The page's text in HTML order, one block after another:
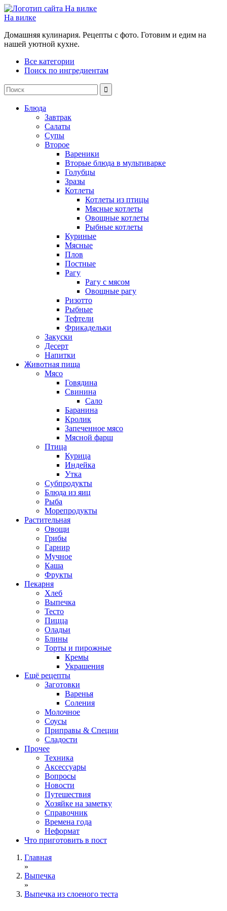
На вилке
Домашняя кулинария. Рецепты с фото. Готовим и едим на
нашей уютной кухне.
Все категории
Поиск по ингредиентам
Блюда
Завтрак
Салаты
Супы
Второе
Вареники
Вторые блюда в мультиварке
Голубцы
Зразы
Котлеты
Котлеты из птицы
Мясные котлеты
Овощные котлеты
Рыбные котлеты
Куриные
Мясные
Плов
Постные
Рагу
Рагу с мясом
Овощные рагу
Ризотто
Рыбные
Тефтели
Фрикадельки
Закуски
Десерт
Напитки
Животная пища
Мясо
Говядина
Свинина
Сало
Баранина
Кролик
Запеченное мясо
Мясной фарш
Птица
Курица
Индейка
Утка
Субпродукты
Блюда из яиц
Рыба
Морепродукты
Растительная
Овощи
Грибы
Гарнир
Мучное
Каша
Фрукты
Пекарня
Хлеб
Выпечка
Тесто
Пицца
Оладьи
Блины
Торты и пирожные
Кремы
Украшения
Ещё рецепты
Заготовки
Варенья
Соления
Молочное
Соусы
Приправы & Специи
Сладости
Прочее
Техника
Аксессуары
Вопросы
Новости
Путешествия
Хозяйке на заметку
Справочник
Времена года
Неформат
Что приготовить в пост
Главная
»
Выпечка
»
Выпечка из слоеного теста